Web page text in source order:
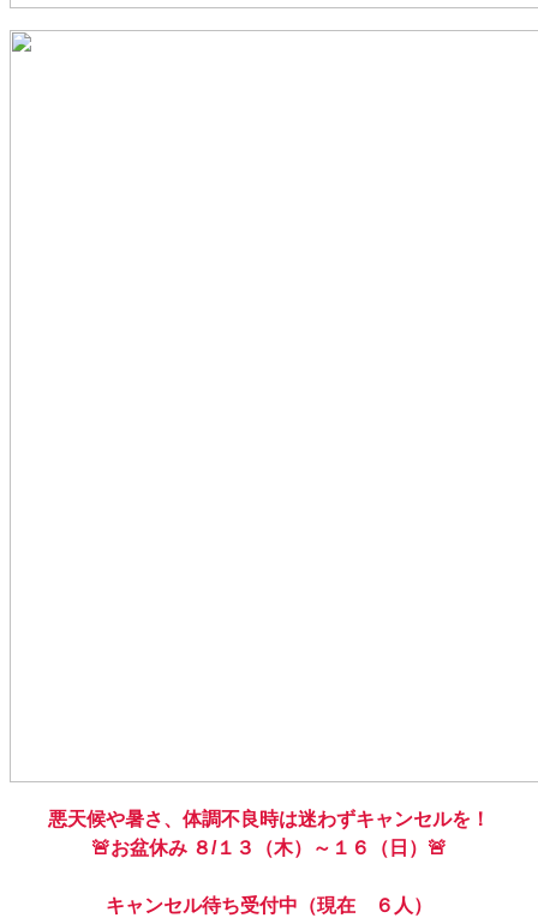
悪天候や暑さ、体調不良時は迷わずキャンセルを！
🚨お盆休み ８/１３（木）～１６（日）🚨
キャンセル待ち受付中（現在 ６人）